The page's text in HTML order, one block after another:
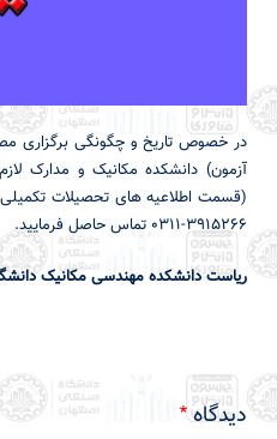
در خصوص تاریخ و چگونگی برگزاری
آزمون) دانشکده مکانیک و مدارک
(قسمت اطلاعیه های تحصیلات تکمیلی
3915266-0311 تماس حاصل فرمایید.
ریاست دانشکده مهندسی مکانیک
دیدگاه